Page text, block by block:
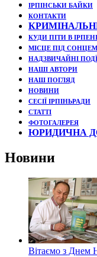
ІРПІНСЬКИ БАЙКИ
КОНТАКТИ
КУДИ ПІТИ В ІРПЕНІ
МІСЦЕ ПІД СОНЦЕМ
НАДЗВИЧАЙНІ
НАШІ АВТОРИ
НАШ ПОГЛЯД
НОВИНИ
СЕСІЇ ІРПІНЬРАДИ
СТАТТІ
ФОТОГАЛЕРЕЯ
ЮРИДИЧНА
Новини
Вітаємо з Днем